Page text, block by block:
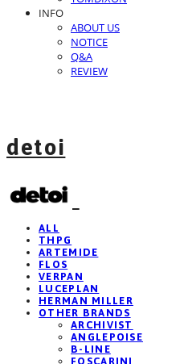
INFO
ABOUT US
NOTICE
Q&A
REVIEW
detoi
ALL
THPG
ARTEMIDE
FLOS
VERPAN
LUCEPLAN
HERMAN MILLER
OTHER BRANDS
ARCHIVIST
ANGLEPOISE
B-LINE
FOSCARINI